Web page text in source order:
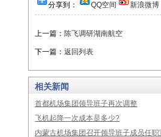
分享到： QQ空间 新浪微博
上一篇： 陈飞调研湖南航空
下一篇： 返回列表
相关新闻
首都机场集团领导班子再次调整
飞机起降一次成本是多少?
内蒙古机场集团召开领导班子成员任